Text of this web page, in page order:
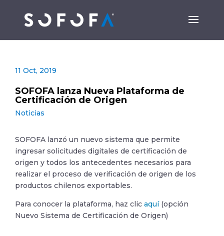
11 Oct, 2019
SOFOFA lanza Nueva Plataforma de
Certificación de Origen
Noticias
SOFOFA lanzó un nuevo sistema que permite
ingresar solicitudes digitales de certificación de
origen y todos los antecedentes necesarios para
realizar el proceso de verificación de origen de los
productos chilenos exportables.
Para conocer la plataforma, haz clic aquí(opción
Nuevo Sistema de Certificación de Origen)